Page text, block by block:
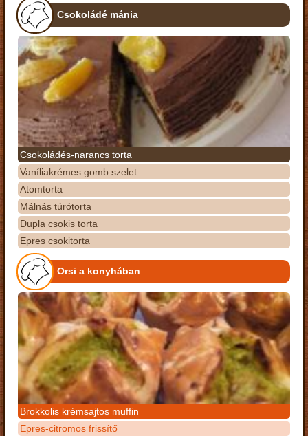
Csokoládé mánia
Csokoládés-narancs torta
Vaníliakrémes gomb szelet
Atomtorta
Málnás túrótorta
Dupla csokis torta
Epres csokitorta
Orsi a konyhában
Brokkolis krémsajtos muffin
Epres-citromos frissítő